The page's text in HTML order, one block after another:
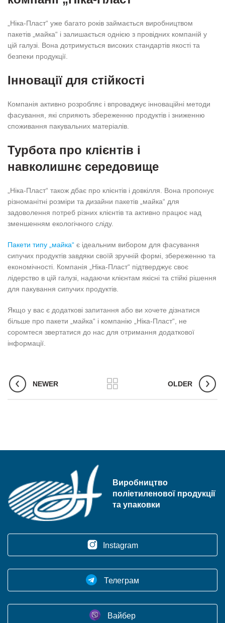
„Ніка-Пласт“ уже багато років займається виробництвом
пакетів „майка“ і залишається однією з провідних компаній у
цій галузі. Вона дотримується високих стандартів якості та
безпеки продукції.
Інновації для стійкості
Компанія активно розробляє і впроваджує інноваційні методи
фасування, які сприяють збереженню продуктів і зниженню
споживання пакувальних матеріалів.
Турбота про клієнтів і
навколишнє середовище
„Ніка-Пласт“ також дбає про клієнтів і довкілля. Вона пропонує
різноманітні розміри та дизайни пакетів „майка“ для
задоволення потреб різних клієнтів та активно працює над
зменшенням екологічного сліду.
Пакети типу „майка“ є ідеальним вибором для фасування
сипучих продуктів завдяки своїй зручній формі, збереженню та
економічності. Компанія „Ніка-Пласт“ підтверджує своє
лідерство в цій галузі, надаючи клієнтам якісні та стійкі рішення
для пакування сипучих продуктів.
Якщо у вас є додаткові запитання або ви хочете дізнатися
більше про пакети „майка“ і компанію „Ніка-Пласт“, не
соромтеся звертатися до нас для отримання додаткової
інформації.
NEWER OLDER
Виробництво
поліетиленової продукції
та упаковки
Instagram
Телеграм
Вайбер